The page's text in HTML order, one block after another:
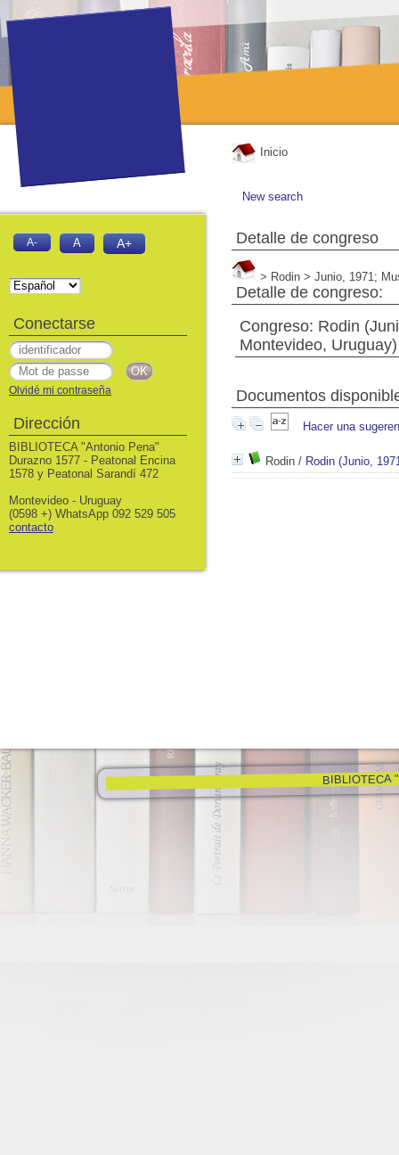
Inicio
New search
Detalle de congreso
> Rodin > Junio, 1971;
Detalle de congreso:
Congreso: Rodin
Montevideo,
Documentos
Hacer una
Rodin / Rodin (Junio,
BIBLIOTECA
A- A A+
Conectarse
Olvidé mi contraseña
Dirección
BIBLIOTECA "Antonio Pena"
Durazno 1577 - Peatonal Encina
1578 y Peatonal Sarandí 472
Montevideo - Uruguay
(0598 +) WhatsApp 092 529 505
contacto